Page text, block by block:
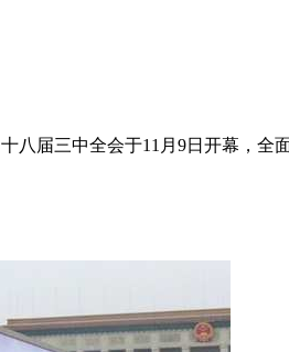
十八届三中全会于11月9日开幕，全